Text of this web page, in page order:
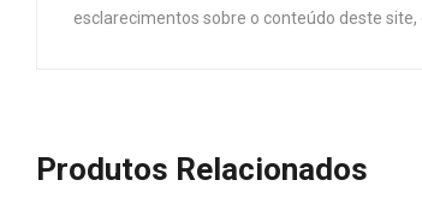
esclarecimentos sobre o conteúdo deste
Produtos Relacionados